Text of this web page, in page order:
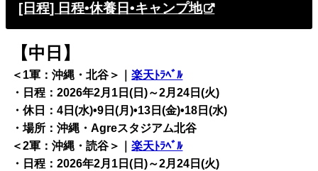
[日程] 日程•休養日•キャンプ地
【中日】
＜1軍：沖縄・北谷＞｜楽天ﾄﾗﾍﾞﾙ
・日程：2026年2月1日(日)～2月24日(火)
・休日：4日(水)•9日(月)•13日(金)•18日(水)
・場所：沖縄・Agreスタジアム北谷
＜2軍：沖縄・読谷＞｜楽天ﾄﾗﾍﾞﾙ
・日程：2026年2月1日(日)～2月24日(火)